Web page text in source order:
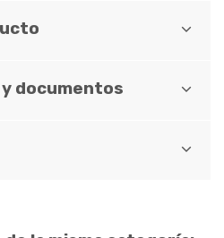
documentos